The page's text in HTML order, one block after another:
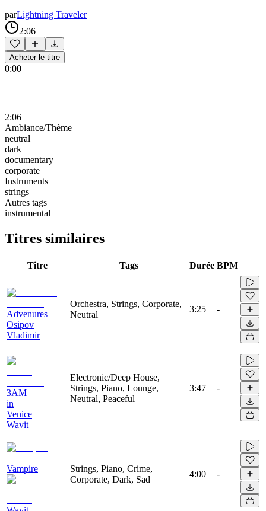
parLightning Traveler
2:06
Acheter le titre
0:00
2:06
Ambiance/Thème
neutral
dark
documentary
corporate
Instruments
strings
Autres tags
instrumental
Titres similaires
Titre Tags Durée BPM
Advenures
Osipov
Vladimir
Orchestra, Strings, Corporate,
Neutral
3:25 -
3AM
in
Venice
Wavit
Electronic/Deep House,
Strings, Piano, Lounge,
Neutral, Peaceful
3:47 -
Vampire
Strings, Piano, Crime,
Corporate, Dark, Sad
4:00 -